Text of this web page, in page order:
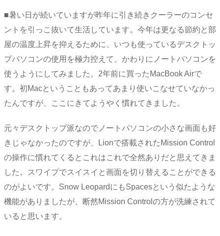
■暑い日が続いていますが昨年に引き続きクーラーのコンセ
ントを引っこ抜いて生活しています。今年は更なる節約と部
屋の温度上昇を抑えるために、いつも使っているデスクトッ
プパソコンの使用を極力控えて、かわりにノートパソコンを
使うようにしてみました。2年前に買ったMacBook Airで
す。初Macということもあってあまり使いこなせていなかっ
たんですが、ここにきてようやく慣れてきました。
元々デスクトップ派なのでノートパソコンの小さな画面も好
きじゃなかったのですが、Lionで搭載されたMission Control
の操作に慣れてくるとこれはこれで全然ありだと思えてきま
した。スワイプでスイスイと画面を切り替えることができる
のがよいです。Snow LeopardにもSpacesという似たような
機能がありましたが、断然Mission Controlの方が洗練されて
いると思います。